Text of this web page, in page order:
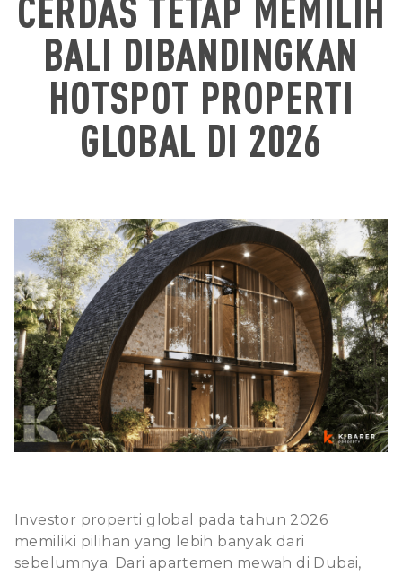
BALI DIBANDINGKAN
HOTSPOT PROPERTI
GLOBAL DI 2026
Investor properti global pada tahun 2026
memiliki pilihan yang lebih banyak dari
sebelumnya. Dari apartemen mewah di Dubai,